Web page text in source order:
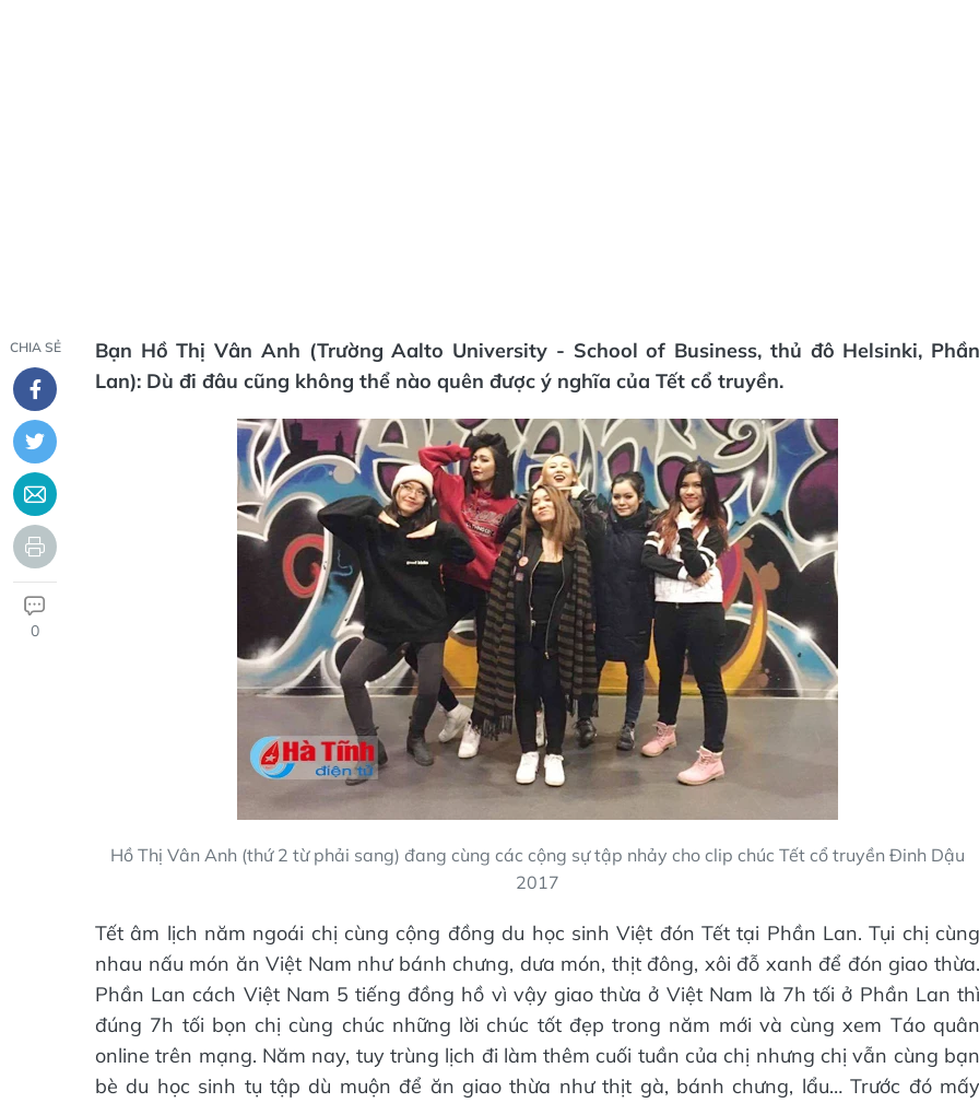
CHIA SẺ
0
Bạn Hồ Thị Vân Anh (Trường Aalto University - School of Business, thủ đô Helsinki, Phần
Lan): Dù đi đâu cũng không thể nào quên được ý nghĩa của Tết cổ truyền.
Hồ Thị Vân Anh (thứ 2 từ phải sang) đang cùng các cộng sự tập nhảy cho clip chúc Tết cổ truyền Đinh Dậu
2017
Tết âm lịch năm ngoái chị cùng cộng đồng du học sinh Việt đón Tết tại Phần Lan. Tụi chị cùng
nhau nấu món ăn Việt Nam như bánh chưng, dưa món, thịt đông, xôi đỗ xanh để đón giao thừa.
Phần Lan cách Việt Nam 5 tiếng đồng hồ vì vậy giao thừa ở Việt Nam là 7h tối ở Phần Lan thì
đúng 7h tối bọn chị cùng chúc những lời chúc tốt đẹp trong năm mới và cùng xem Táo quân
online trên mạng. Năm nay, tuy trùng lịch đi làm thêm cuối tuần của chị nhưng chị vẫn cùng bạn
bè du học sinh tụ tập dù muộn để ăn giao thừa như thịt gà, bánh chưng, lẩu… Trước đó mấy